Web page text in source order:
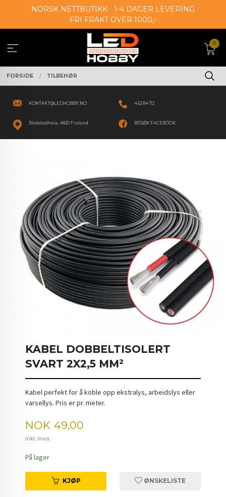
NORSK NETTBUTIKK
1-4 DAGER LEVERING
FRI FRAKT OVER 1000,-
0
FORSIDE TILBEHØR
KONTAKT@LEDHOBBY.NO 452 84 112
Blakstadheia, 4820 Froland BESØK FACEBOOK
KABEL DOBBELTISOLERT
SVART 2X2,5 MM²
Kabel perfekt for å koble opp ekstralys, arbeidslys eller
varsellys. Pris er pr. meter.
Pris
NOK 49,00
inkl. mva.
På lager
KJØP ØNSKELISTE